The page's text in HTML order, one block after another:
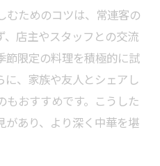
むためのコツは、常連客の
、店主やスタッフとの交流
節限定の料理を積極的に試
に、家族や友人とシェアし
もおすすめです。こうした
があり、より深く中華を堪